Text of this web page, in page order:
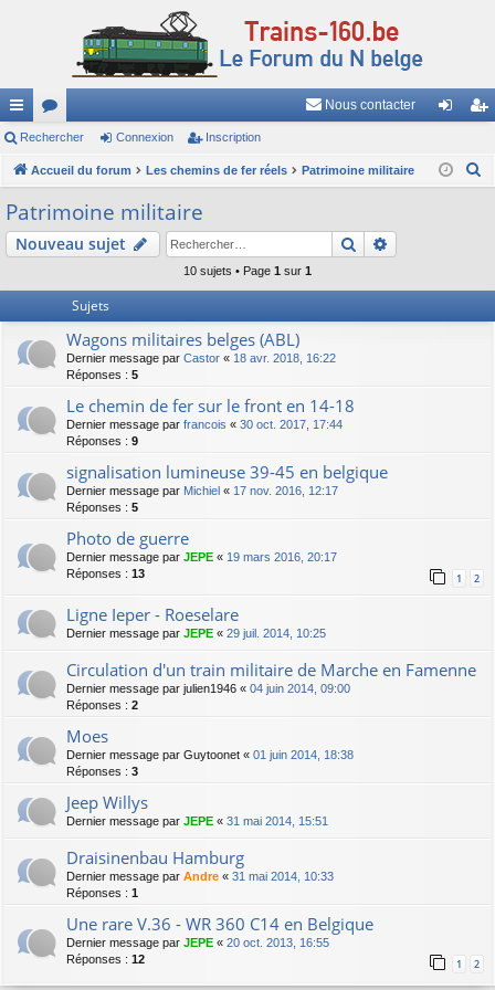
ac
co
ur
ci
or
u
m
s
Nous contacter
ne cri
Rechercher Connexion Inscription
Accueil du forum Les chemins de fer réels Patrimoine militaire
r
r
Patrimoine militaire
Nouveau sujet Rechercher
10 sujets • Page 1 sur 1
Sujets
Wagons militaires belges (ABL)
Dernier message par Castor « 18 avr. 2018, 16:22
Réponses : 5
Le chemin de fer sur le front en 14-18
Dernier message par francois « 30 oct. 2017, 17:44
Réponses : 9
signalisation lumineuse 39-45 en belgique
Dernier message par Michiel « 17 nov. 2016, 12:17
Réponses : 5
Photo de guerre
Dernier message par JEPE « 19 mars 2016, 20:17
Réponses : 13 1 2
Ligne Ieper - Roeselare
Dernier message par JEPE « 29 juil. 2014, 10:25
Circulation d'un train militaire de Marche en Famenne
Dernier message par julien1946 « 04 juin 2014, 09:00
Réponses : 2
Moes
Dernier message par Guytoonet « 01 juin 2014, 18:38
Réponses : 3
Jeep Willys
Dernier message par JEPE « 31 mai 2014, 15:51
Draisinenbau Hamburg
Dernier message par Andre « 31 mai 2014, 10:33
Réponses : 1
Une rare V.36 - WR 360 C14 en Belgique
Dernier message par JEPE « 20 oct. 2013, 16:55
Réponses : 12 1 2